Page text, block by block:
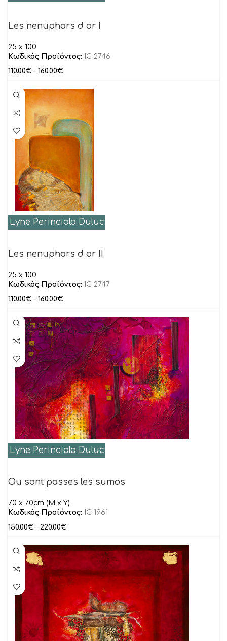
Les nenuphars d or I
25 x 100
Κωδικός Προϊόντος:
IG 2746
110.00€ – 160.00€
Lyne Perinciolo Duluc
Les nenuphars d or II
25 x 100
Κωδικός Προϊόντος:
IG 2747
110.00€ – 160.00€
Lyne Perinciolo Duluc
Ou sont passes les sumos
70 x 70cm (M x Y)
Κωδικός Προϊόντος:
IG 1961
150.00€ – 220.00€